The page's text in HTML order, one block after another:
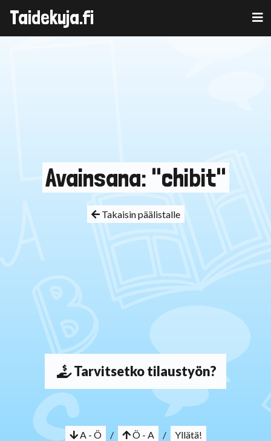
Skip
Taidekuja.fi
Avainsana: "chibit"
Takaisin päälistalle
Tarvitsetko tilaustyön?
A - Ö / Ö - A / Yllätä!